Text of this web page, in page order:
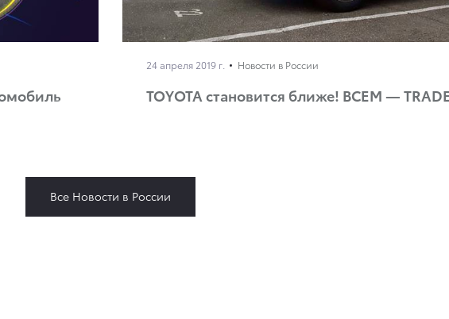
24 апреля 2019 г. Новости в России
TOYOTA становится ближе! ВСЕМ —
Все Новости в России